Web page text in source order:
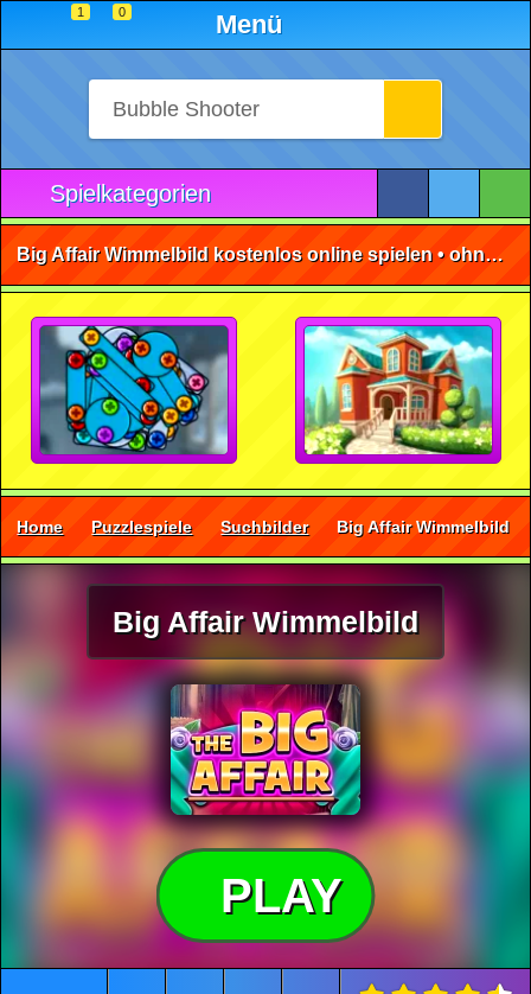
1 0 Menü
Spielkategorien
Big Affair Wimmelbild kostenlos online spielen • ohne Anmeldung 🕹️
Home Puzzlespiele Suchbilder Big Affair Wimmelbild
Big Affair Wimmelbild
PLAY